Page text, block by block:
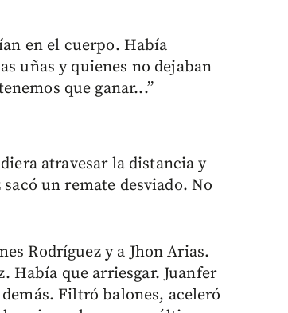
en el cuerpo. Había
uñas y quienes no dejaban
que ganar...”
atravesar la distancia y
un remate desviado. No
Rodríguez y a Jhon Arias.
Había que arriesgar. Juanfer
Filtró balones, aceleró